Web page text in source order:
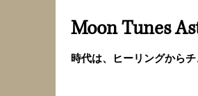
Moon Tunes
時代は、ヒーリングから